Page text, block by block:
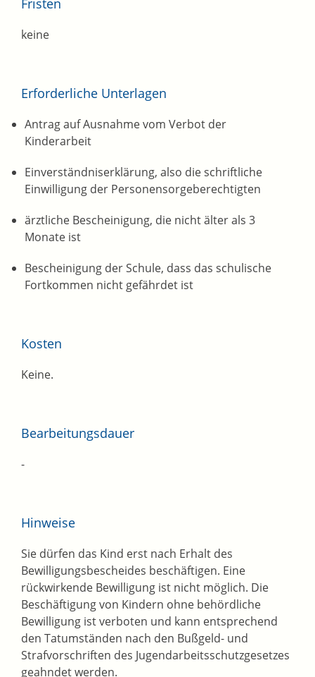
Fristen
keine
Erforderliche Unterlagen
Antrag auf Ausnahme vom Verbot der
Kinderarbeit
Einverständniserklärung, also die schriftliche
Einwilligung der Personensorgeberechtigten
ärztliche Bescheinigung, die nicht älter als 3
Monate ist
Bescheinigung der Schule, dass das schulische
Fortkommen nicht gefährdet ist
Kosten
Keine.
Bearbeitungsdauer
-
Hinweise
Sie dürfen das Kind erst nach Erhalt des
Bewilligungsbescheides beschäftigen. Eine
rückwirkende Bewilligung ist nicht möglich. Die
Beschäftigung von Kindern ohne behördliche
Bewilligung ist verboten und kann entsprechend
den Tatumständen nach den Bußgeld- und
Strafvorschriften des Jugendarbeitsschutzgesetzes
geahndet werden.